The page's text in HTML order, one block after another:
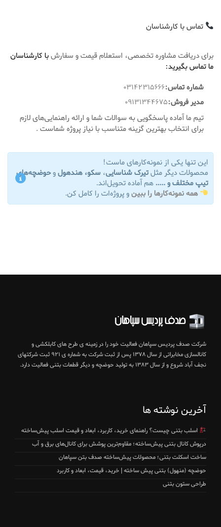
تماس با کارشناسان
برای دریافت مشاوره تخصصی، استعلام قیمت و سفارشبا کارشناسان
ما تماس بگیرید:
شماره تماس:۰۳۱۴۲۳۱۵۶۶۶
مدیر فروش:۰۹۱۳۱۳۴۴۶۷۵
تیم ما آماده پاسخگویی به سوالات شما و ارائه راهنمایی‌های لازم
برای انتخاب بهترین گزینه متناسب با نیاز پروژه شماست .
این تنها یکی از نمونه‌کارهای ماست!
محصولات دیگر مثلتیرک شناسایی، سکو، هندهولوحوضچه‌های
تیپ مختلف و ..... هم آماده تحویل‌اند.
همه نمونه‌کارها را ببینو پروژه‌ات را کامل کن.
شرکت صدف پردیس سپاهان فعالیت خود را در زمینه ی طرح های کابلکشی و
کانالسازی مخابراتی از سال ۱۳۷۸ پس از ثبت شرکت به شماره ی ۹۲۱ ثبت شرکتهای
نجف آباد شروع و از سال ۱۳۸۳ به تولید حوضچه و دیگر قطعات بتنی فعالیت دارد.
آخرین نوشته ها
اسلب بتنی چیست؟ راهنمای خرید، کاربرد، ابعاد و قیمت اسلب پیش‌ساخته
درپوش کانال بتنی پیش‌ساخته؛ مقاوم‌ترین پوشش برای کانال‌های برق و آب
ساخت اسکلت بتنی؛ محصولات پیش‌ساخته صدف بتن سپاهان
حوضچه (منهول) بتنی پیش ساخته | خرید، قیمت، ابعاد و کاربرد
طراحی ستون بتنی